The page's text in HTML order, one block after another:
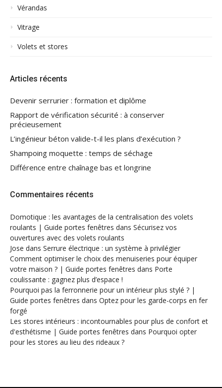
Vérandas
Vitrage
Volets et stores
Articles récents
Devenir serrurier : formation et diplôme
Rapport de vérification sécurité : à conserver
précieusement
L’ingénieur béton valide-t-il les plans d’exécution ?
Shampoing moquette : temps de séchage
Différence entre chaînage bas et longrine
Commentaires récents
Domotique : les avantages de la centralisation des volets
roulants | Guide portes fenêtres dans Sécurisez vos
ouvertures avec des volets roulants
Jose dans Serrure électrique : un système à privilégier
Comment optimiser le choix des menuiseries pour équiper
votre maison ? | Guide portes fenêtres dans Porte
coulissante : gagnez plus d’espace !
Pourquoi pas la ferronnerie pour un intérieur plus stylé ? |
Guide portes fenêtres dans Optez pour les garde-corps en fer
forgé
Les stores intérieurs : incontournables pour plus de confort et
d'esthétisme | Guide portes fenêtres dans Pourquoi opter
pour les stores au lieu des rideaux ?